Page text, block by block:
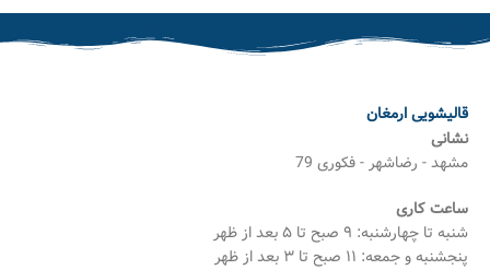
قالیشویی ارمغان
نشانی
مشهد - رضاشهر - فکوری 79
ساعت کاری
شنبه تا چهارشنبه: ۹ صبح تا ۵ بعد از ظهر
پنجشنبه و جمعه: ۱۱ صبح تا ۳ بعد از ظهر